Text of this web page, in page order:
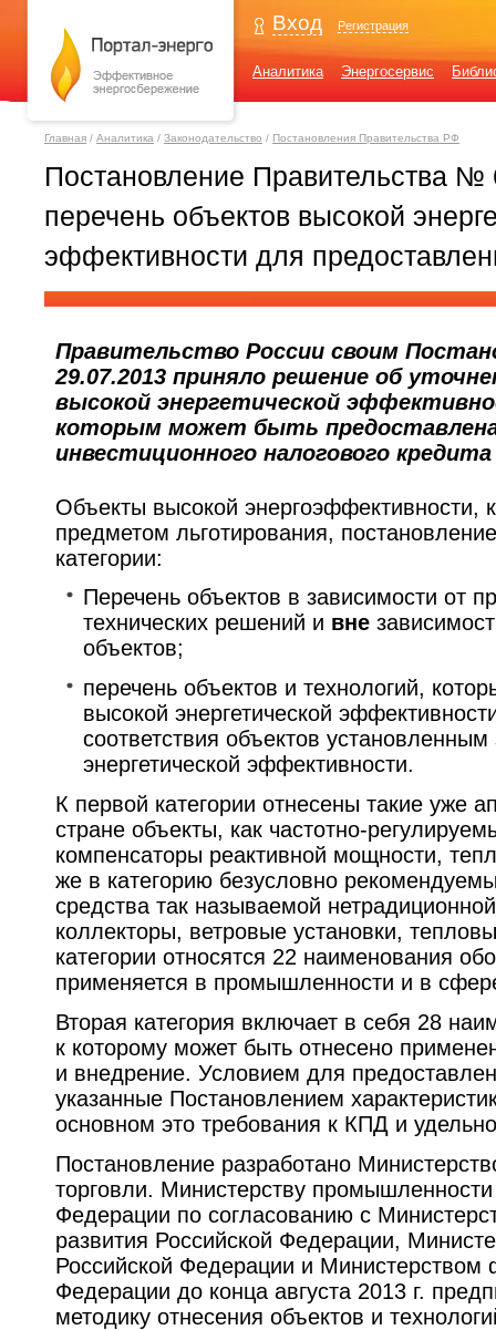
Вход Регистрация
Аналитика Энергосервис
Главная / Аналитика / Законодательство / Постановления Правительства РФ
Постановление Правительства №
перечень объектов высокой
эффективности для
Правительство России своим
29.07.2013 приняло решение об
высокой энергетической
которым может быть
инвестиционного налогового кредита
Объекты высокой энергоэффективности,
предметом льготирования,
категории:
Перечень объектов в зависимости от
технических решений и вне
объектов;
перечень объектов и технологий,
высокой энергетической
соответствия объектов
энергетической эффективности.
К первой категории отнесены такие уже
стране объекты, как частотно-
компенсаторы реактивной мощности,
же в категорию безусловно
средства так называемой
коллекторы, ветровые установки,
категории относятся 22 наименования
применяется в промышленности и в
Вторая категория включает в себя 28
к которому может быть отнесено
и внедрение. Условием для
указанные Постановлением
основном это требования к КПД и
Постановление разработано
торговли. Министерству промышленности
Федерации по согласованию с
развития Российской Федерации,
Российской Федерации и Министерством
Федерации до конца августа 2013 г.
методику отнесения объектов и